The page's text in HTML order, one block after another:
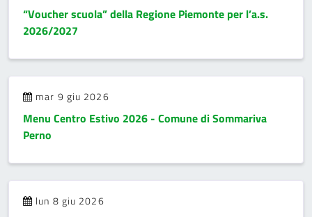
“Voucher scuola” della Regione Piemonte per l’a.s.
2026/2027
mar 9 giu 2026
Menu Centro Estivo 2026 - Comune di Sommariva
Perno
lun 8 giu 2026